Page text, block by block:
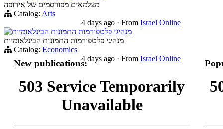
מצלמאים מפורסמים של אירופה
Catalog: Arts
4 days ago · From Israel Online
מנהיגי פלטפורמות התמונות הבינלאומיות
מנהיגי פלטפורמות התמונות הבינלאומיות
Catalog: Economics
4 days ago · From Israel Online
New publications:
503 Service Temporarily
Unavailable